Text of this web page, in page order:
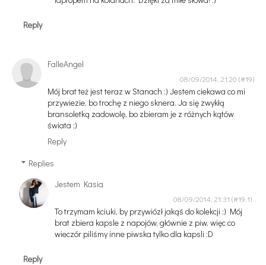
Reply
FalleAngel
08/09/2014, 21:20
Mój brat też jest teraz w Stanach :) Jestem ciekawa co mi
przywiezie, bo trochę z niego sknera. Ja się zwykłą
bransoletką zadowolę, bo zbieram je z różnych kątów
świata ;)
Reply
Replies
Jestem Kasia
08/09/2014, 21:31
To trzymam kciuki, by przywiózł jakąś do kolekcji :) Mój
brat zbiera kapsle z napojów, głównie z piw, więc co
wieczór piliśmy inne piwska tylko dla kapsli :D
Reply